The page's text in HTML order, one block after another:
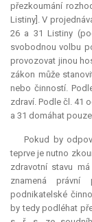
přezkoumání
Listiny]. V
26 a 31 Listiny
svobodnou volbu
provozovat jinou
zákon může
nebo činností.
zdraví. Podle čl. 41
a 31 domáhat
Pokud by
teprve je nutno
zdravotní stavu
znamená právní
podnikatelské
by tedy podléhat